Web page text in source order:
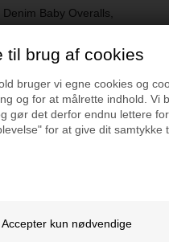
til brug af cookies
bruger vi egne cookies og
og for at målrette indhold. Vi
gør det derfor endnu lettere
for at give dit samtykke
Baby Overalls,